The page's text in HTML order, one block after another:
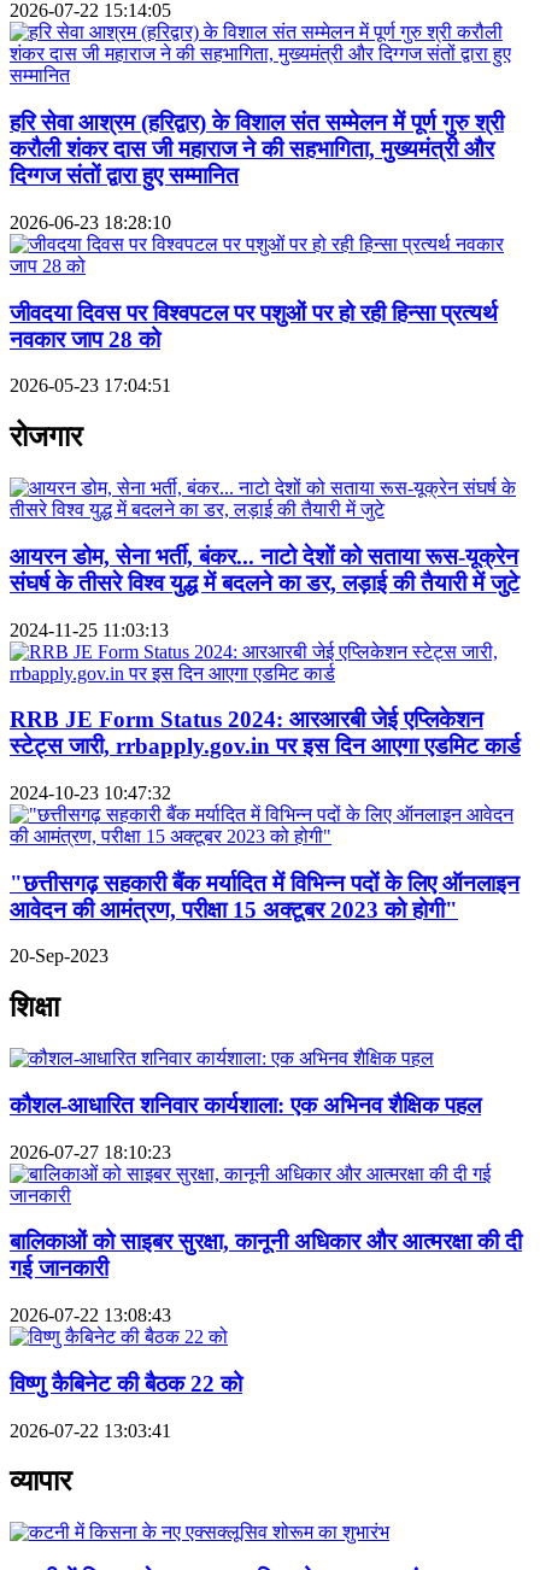
2026-07-22 15:14:05
हरि सेवा आश्रम (हरिद्वार) के विशाल संत सम्मेलन में पूर्ण गुरु श्री
करौली शंकर दास जी महाराज ने की सहभागिता, मुख्यमंत्री और
दिग्गज संतों द्वारा हुए सम्मानित
2026-06-23 18:28:10
जीवदया दिवस पर विश्वपटल पर पशुओं पर हो रही हिन्सा प्रत्यर्थ
नवकार जाप 28 को
2026-05-23 17:04:51
रोजगार
आयरन डोम, सेना भर्ती, बंकर... नाटो देशों को सताया रूस-यूक्रेन
संघर्ष के तीसरे विश्व युद्ध में बदलने का डर, लड़ाई की तैयारी में जुटे
2024-11-25 11:03:13
RRB JE Form Status 2024: आरआरबी जेई एप्लिकेशन
स्टेट्स जारी, rrbapply.gov.in पर इस दिन आएगा एडमिट कार्ड
2024-10-23 10:47:32
"छत्तीसगढ़ सहकारी बैंक मर्यादित में विभिन्न पदों के लिए ऑनलाइन
आवेदन की आमंत्रण, परीक्षा 15 अक्टूबर 2023 को होगी"
20-Sep-2023
शिक्षा
कौशल-आधारित शनिवार कार्यशाला: एक अभिनव शैक्षिक पहल
2026-07-27 18:10:23
बालिकाओं को साइबर सुरक्षा, कानूनी अधिकार और आत्मरक्षा की दी
गई जानकारी
2026-07-22 13:08:43
विष्णु कैबिनेट की बैठक 22 को
2026-07-22 13:03:41
व्यापार